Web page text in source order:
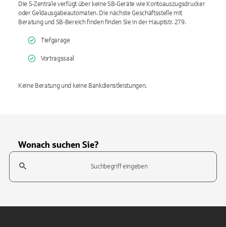
Die S-Zentrale verfügt über keine SB-Geräte wie Kontoauszugsdrucker
oder Geldausgabeautomaten. Die nächste Geschäftsstelle mit
Beratung und SB-Bereich finden finden Sie in der Hauptstr. 279.
Tiefgarage
Vortragssaal
Keine Beratung und keine Bankdienstleistungen.
Wonach suchen Sie?
Suchfeld